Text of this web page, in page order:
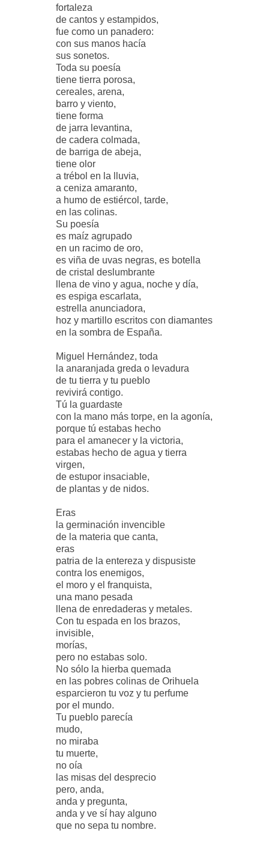
fortaleza
de cantos y estampidos,
fue como un panadero:
con sus manos hacía
sus sonetos.
Toda su poesía
tiene tierra porosa,
cereales, arena,
barro y viento,
tiene forma
de jarra levantina,
de cadera colmada,
de barriga de abeja,
tiene olor
a trébol en la lluvia,
a ceniza amaranto,
a humo de estiércol, tarde,
en las colinas.
Su poesía
es maíz agrupado
en un racimo de oro,
es viña de uvas negras, es botella
de cristal deslumbrante
llena de vino y agua, noche y día,
es espiga escarlata,
estrella anunciadora,
hoz y martillo escritos con diamantes
en la sombra de España.
Miguel Hernández, toda
la anaranjada greda o levadura
de tu tierra y tu pueblo
revivirá contigo.
Tú la guardaste
con la mano más torpe, en la agonía,
porque tú estabas hecho
para el amanecer y la victoria,
estabas hecho de agua y tierra
virgen,
de estupor insaciable,
de plantas y de nidos.
Eras
la germinación invencible
de la materia que canta,
eras
patria de la entereza y dispusiste
contra los enemigos,
el moro y el franquista,
una mano pesada
llena de enredaderas y metales.
Con tu espada en los brazos,
invisible,
morías,
pero no estabas solo.
No sólo la hierba quemada
en las pobres colinas de Orihuela
esparcieron tu voz y tu perfume
por el mundo.
Tu pueblo parecía
mudo,
no miraba
tu muerte,
no oía
las misas del desprecio
pero, anda,
anda y pregunta,
anda y ve sí hay alguno
que no sepa tu nombre.